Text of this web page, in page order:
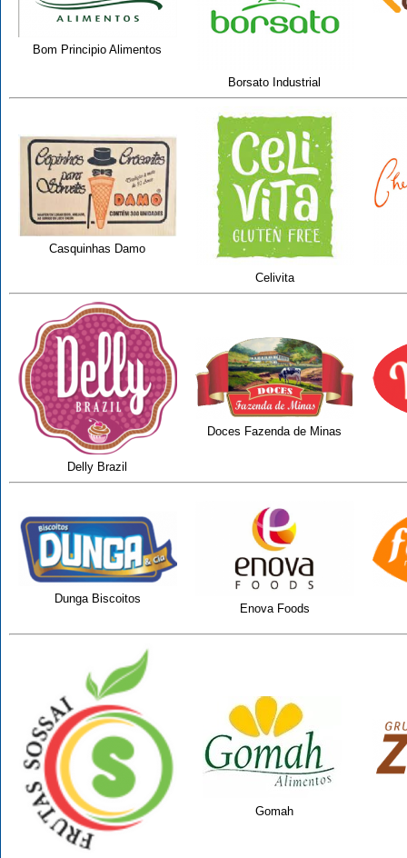
Bom Principio Alimentos
Borsato Industrial
Casquinhas Damo
Celivita
Delly Brazil
Doces Fazenda de Minas
Dunga Biscoitos
Enova Foods
Gomah